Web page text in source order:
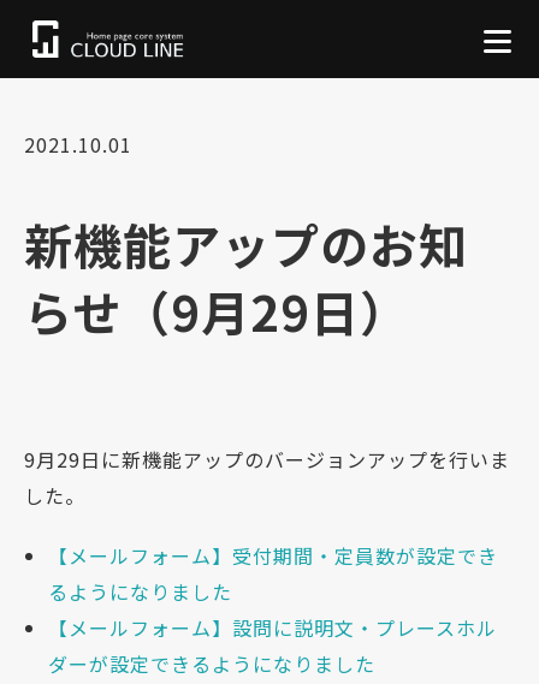
2021.10.01
新機能アップのお知
らせ（9月29日）
9月29日に新機能アップのバージョンアップを行いま
した。
【メールフォーム】受付期間・定員数が設定でき
るようになりました
【メールフォーム】設問に説明文・プレースホル
ダーが設定できるようになりました